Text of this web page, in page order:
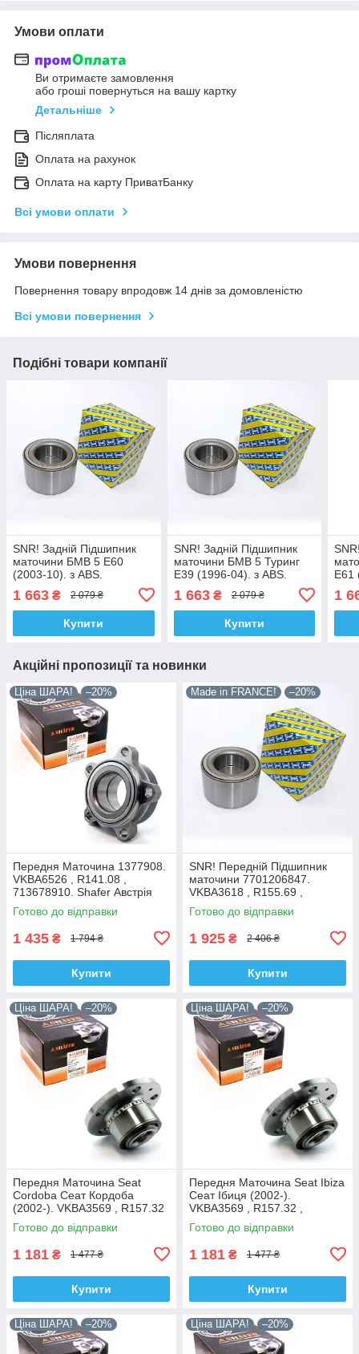
Умови оплати
Ви отримаєте замовлення
або гроші повернуться на вашу картку
Детальніше
Післяплата
Оплата на рахунок
Оплата на карту ПриватБанку
Всі умови оплати
Умови повернення
Повернення товару впродовж 14 днів за домовленістю
Всі умови повернення
Подібні товари компанії
SNR! Задній Підшипник
маточини БМВ 5 Е60
(2003-10). з ABS.
713649410. Франція!
1 663 ₴ 2 079 ₴
Купити
SNR! Задній Підшипник
маточини БМВ 5 Туринг
Е39 (1996-04). з ABS.
713649410. Франція!
1 663₴ 2 079 ₴
Купити
Е61
1
Акційні пропозиції та новинки
Ціна ШАРА! –20%
Передня Маточина 1377908.
VKBA6526 , R141.08 ,
713678910. Shafer Австрія
Готово до відправки
1 435 ₴ 1 794 ₴
Купити
Made in FRANCE! –20%
SNR! Передній Підшипник
маточини 7701206847.
VKBA3618 , R155.69 ,
713644120. Франція!
Готово до відправки
1 925 ₴ 2 406 ₴
Купити
Ціна ШАРА! –20%
Передня Маточина Seat
Cordoba Сеат Кордоба
(2002-). VKBA3569 , R157.32
, 713610470. Shafer Австрія
Готово до відправки
1 181 ₴ 1 477 ₴
Купити
Ціна ШАРА! –20%
Передня Маточина Seat Ibiza
Сеат Ібиця (2002-).
VKBA3569 , R157.32 ,
713610470. Shafer Австрія
Готово до відправки
1 181 ₴ 1 477 ₴
Купити
Ціна ШАРА! –20% Ціна ШАРА! –20%